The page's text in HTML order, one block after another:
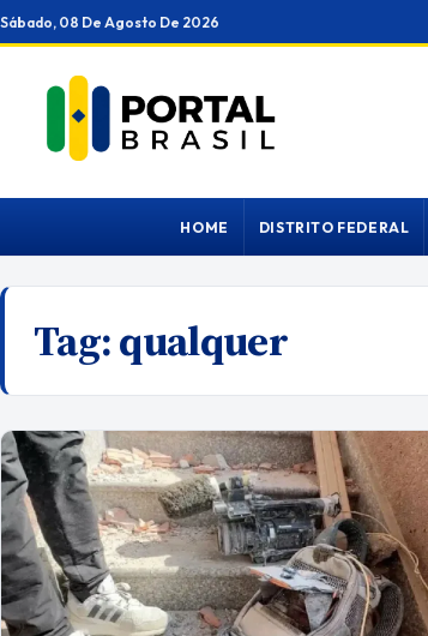
Ir
para
conteúdo
Sábado, 08 De Agosto De 2026
HOME DISTRITO FEDERAL
Tag:qualquer